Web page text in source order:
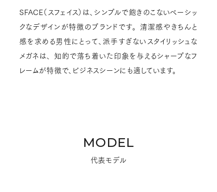
SFACE（スフェイス）は、シンプルで飽きのこないベーシッ
クなデザインが特徴のブランドです。 清潔感やきちんと
感を求める男性にとって、派手すぎないスタイリッシュな
メガネは、 知的で落ち着いた印象を与えるシャープなフ
レームが特徴で、ビジネスシーンにも適しています。
MODEL
代表モデル